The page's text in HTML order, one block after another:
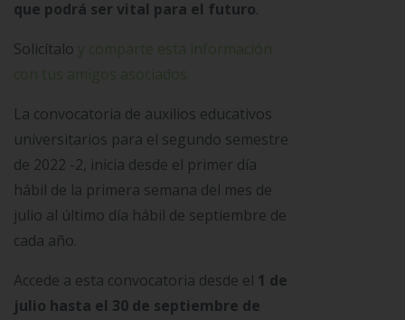
que podrá ser vital para el futuro.
Solicítalo
La convocatoria de auxilios educativos
universitarios para el segundo semestre
de 2022 -2, inicia desde el primer día
hábil de la primera semana del mes de
julio al último día hábil de septiembre de
cada año.
Accede a esta convocatoria desde el 1 de
julio hasta el 30 de septiembre de